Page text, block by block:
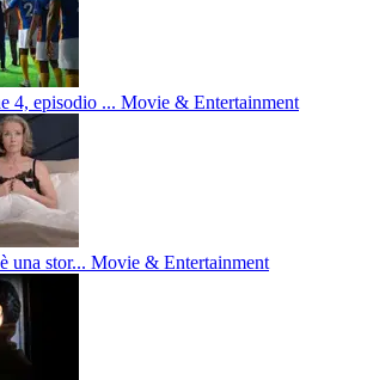
4, episodio ... Movie & Entertainment
una stor... Movie & Entertainment